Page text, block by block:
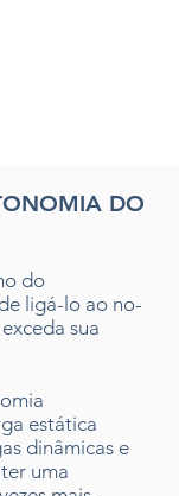
DO
do
ligá-lo ao no-
sua
estática
dinâmicas e
uma